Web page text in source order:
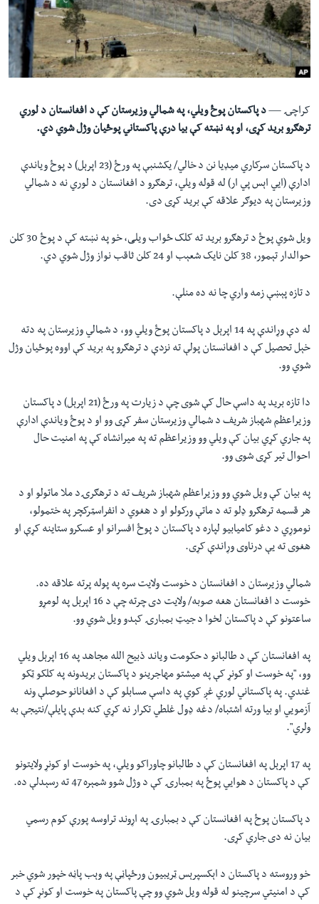
دلته
مخکې
مرکزي
لټون
واوړئ
اداریه
Learning English
ژبې
کراچۍ —د پاکستان پوځ ويلي، په شمالي وزيرستان کې د افغانستان د لوري
ترهګرو بريد کړی، او په نښته کې بيا درې پاکستاني پوځيان وژل شوي دي.
د پاکستان سرکاري ميډيا نن د خالي/ يکشنبې په ورځ (23 اپرېل) د پوځ وياندې
ادارې (ايي اېس پي ار) له قوله ويلي، ترهګرو د افغانستان د لوري نه د شمالي
وزيرستان په ديوګر علاقه کې بريد کړی دی.
ويل شوي پوځ د ترهګرو برید ته کلک ځواب ویلی، خو په نښته کې د پوځ 30 کلن
حوالدار تېمور، 38 کلن نايک شعېب او 24 کلن ثاقب نواز وژل شوي دي.
د تازه پېښې زمه واري چا نه ده منلې.
له دې وړاندې په 14 اپرېل د پاکستان پوځ ویلي وو، د شمالي وزيرستان په دته
خېل تحصيل کې د افغانستان پولې ته نزدې د ترهګرو په بريد کې اووه پوځيان وژل
شوي وو.
دا تازه بريد په داسې حال کې شوی چې د زیارت په ورځ (21 اپرېل) د پاکستان
وزیراعظم شهباز شریف د شمالي وزیرستان سفر کړی وو او د پوځ ویاندې ادارې
په جاري کړي بیان کې ویلي وو وزیراعظم ته په میرانشاه کې په امنیت حال
احوال تیر کړی شوی وو.
په بیان کې ویل شوي وو وزيراعظم شهباز شريف ته د ترهګرۍد ملا ماتولو او د
هر قسمه ترهګرو ډلو ته د ماتې ورکولو او د هغوي د انفراسټرکچر په ختمولو،
نوموړي د دغو کاميابيو لپاره د پاکستان د پوځ افسرانو او عسکرو ستاینه کړې او
هغوی ته يې درناوی وړاندې کړی.
شمالي وزیرستان د افغانستان د خوست ولايت سره په پوله پرته علاقه ده.
خوست د افغانستان هغه صوبه/ ولايت دی چرته چې د 16 اپرېل په لومړو
ساعتونو کې د پاکستان لخوا د جيټ بمبارۍ کېدو ويل شوي وو.
په افغانستان کې د طالبانو د حکومت ویاند ذبيح الله مجاهد په 16 اپرېل ويلي
وو، "په خوست او کونړ کې په میشتو مهاجرینو د پاکستان بریدونه په کلکو ټکو
غندي. په پاکستاني لوري غږ کوي په داسې مسابلو کې د افغانانو حوصلې ونه
آزمويي او بیا ورته اشتباه/ دغه ډول غلطي تکرار نه کړي کنه بدې پایلې/نتيجې به
ولري"
.
په 17 اپرېل په افغانستان کې د طالبانو چاوراکو ويلي، په خوست او کونړ ولايتونو
کې د پاکستان د هوايي پوځ په بمبارۍ کې د وژل شوو شمېره 47 ته رسېدلې ده.
د پاکستان پوځ په افغانستان کې د بمبارۍ په اړوند تراوسه پورې کوم رسمي
بيان نه دی جاري کړی.
خو وروسته د پاکستان د اېکسپرېس ټريبيون ورځپاڼې په وېب پاڼه خپور شوي خبر
کې د امنیتي سرچینو له قوله ويل شوي وو چې پاکستان په خوست او کونړ کې د